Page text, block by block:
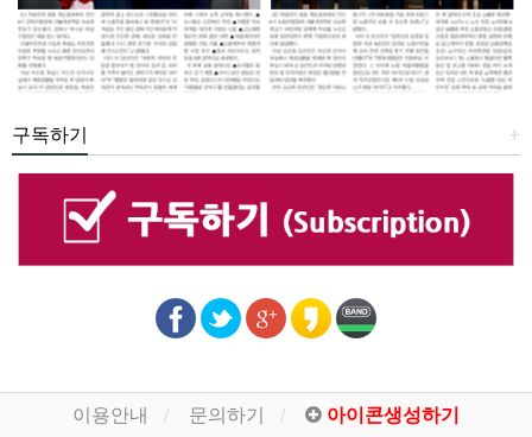
+
구독하기
이용안내 문의하기 아이콘생성하기